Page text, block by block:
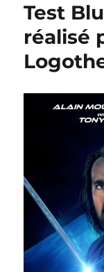
Test
réalisé